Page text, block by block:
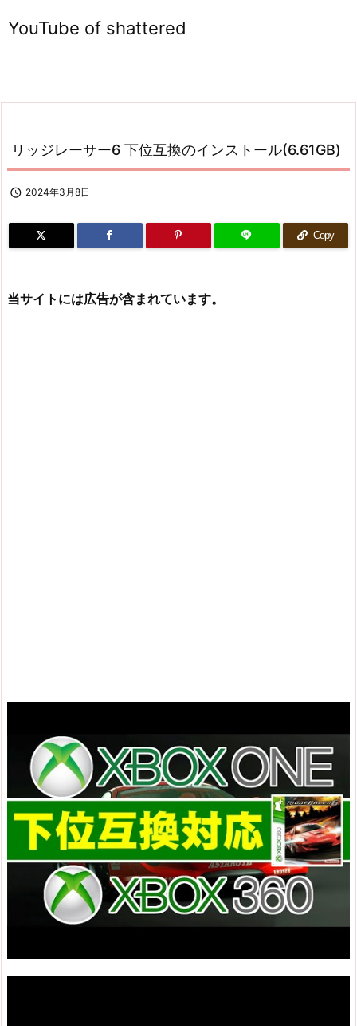
YouTube of shattered
リッジレーサー6 下位互換のインストール(6.61GB)
 2024年3月8日
Copy
当サイトには広告が含まれています。